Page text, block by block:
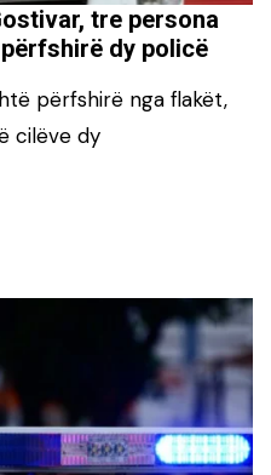
tre persona
dy policë
përfshirë nga flakët,
cilëve dy